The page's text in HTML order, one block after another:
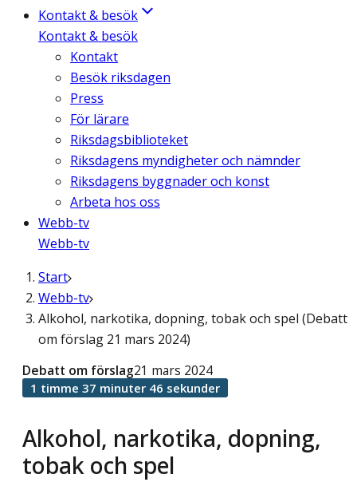
Kontakt & besök
Kontakt & besök
Kontakt
Besök riksdagen
Press
För lärare
Riksdagsbiblioteket
Riksdagens myndigheter och nämnder
Riksdagens byggnader och konst
Arbeta hos oss
Webb-tv
Webb-tv
Start
Webb-tv
Alkohol, narkotika, dopning, tobak och spel (Debatt
om förslag 21 mars 2024)
Alkohol, narkotika, dopning,
tobak och spel
Debatt om förslag21 mars 2024
1 timme 37 minuter 46 sekunder